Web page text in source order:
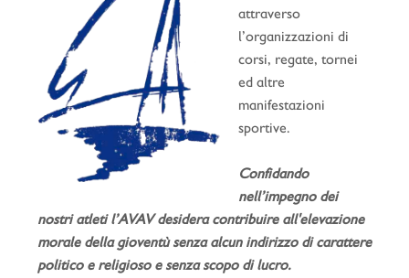
attraverso
l’organizzazioni di
corsi, regate, tornei
ed altre
manifestazioni
sportive.
Confidando
nell’impegno dei
nostri atleti l’AVAV desidera contribuire all'elevazione
morale della gioventù senza alcun indirizzo di carattere
politico e religioso e senza scopo di lucro.